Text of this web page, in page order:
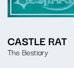
CASTLE RAT
The Bestiary